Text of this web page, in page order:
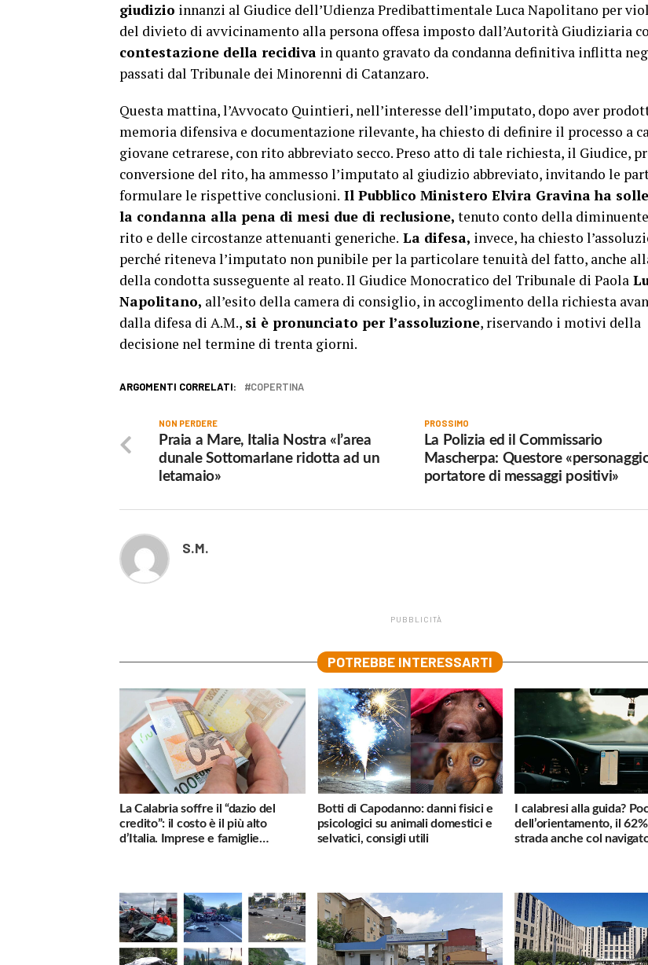
giudizio innanzi al Giudice dell’Udienza Predibattimentale Luca Napolitano per
del divieto di avvicinamento alla persona offesa imposto dall’Autorità Giudiziaria
contestazione della recidiva in quanto gravato da condanna definitiva inflitta
passati dal Tribunale dei Minorenni di Catanzaro.
Questa mattina, l’Avvocato Quintieri, nell’interesse dell’imputato, dopo aver
memoria difensiva e documentazione rilevante, ha chiesto di definire il processo a
giovane cetrarese, con rito abbreviato secco. Preso atto di tale richiesta, il Giudice,
conversione del rito, ha ammesso l’imputato al giudizio abbreviato, invitando le
formulare le rispettive conclusioni. Il Pubblico Ministero Elvira Gravina ha
la condanna alla pena di mesi due di reclusione, tenuto conto della
rito e delle circostanze attenuanti generiche. La difesa, invece, ha chiesto
perché riteneva l’imputato non punibile per la particolare tenuità del fatto, anche
della condotta susseguente al reato. Il Giudice Monocratico del Tribunale di Paola
Napolitano, all’esito della camera di consiglio, in accoglimento della richiesta
dalla difesa di A.M., si è pronunciato per l’assoluzione, riservando i motivi della
decisione nel termine di trenta giorni.
ARGOMENTI CORRELATI: COPERTINA
PROSSIMO
La Polizia ed il Commissario
Mascherpa: Questore
portatore di messaggi positivi»
NON PERDERE
Praia a Mare, Italia Nostra «l’area
dunale Sottomarlane ridotta ad un
letamaio»
S.M.
PUBBLICITÀ
POTREBBE INTERESSARTI
La Calabria soffre il “dazio del
credito”: il costo è il più alto
d’Italia. Imprese e famiglie
Botti di Capodanno: danni fisici e
psicologici su animali domestici e
selvatici, consigli utili
I calabresi alla guida?
dell’orientamento, il
strada anche col